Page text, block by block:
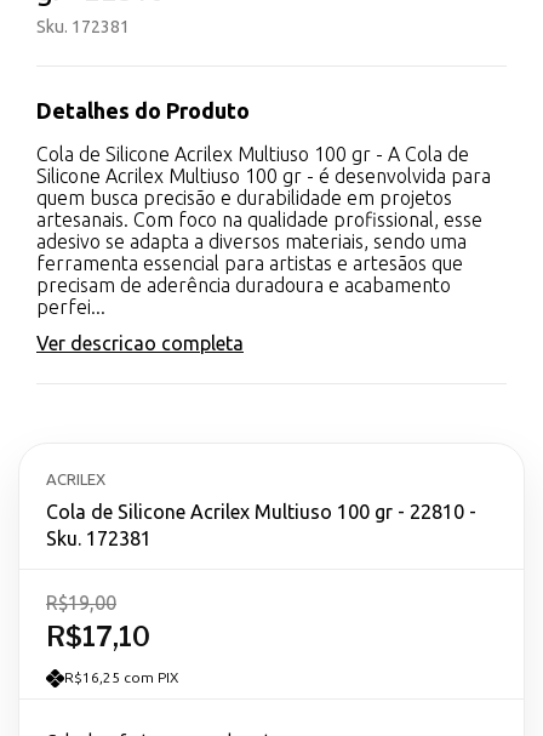
Sku. 172381
Detalhes do Produto
Cola de Silicone Acrilex Multiuso 100 gr - A Cola de
Silicone Acrilex Multiuso 100 gr - é desenvolvida para
quem busca precisão e durabilidade em projetos
artesanais. Com foco na qualidade profissional, esse
adesivo se adapta a diversos materiais, sendo uma
ferramenta essencial para artistas e artesãos que
precisam de aderência duradoura e acabamento
perfei...
Ver descricao completa
ACRILEX
Cola de Silicone Acrilex Multiuso 100 gr - 22810 -
Sku. 172381
R$17,10
R$19,00
R$16,25 com PIX